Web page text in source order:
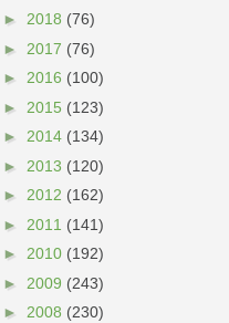
► 2018 (76)
► 2017 (76)
► 2016 (100)
► 2015 (123)
► 2014 (134)
► 2013 (120)
► 2012 (162)
► 2011 (141)
► 2010 (192)
► 2009 (243)
► 2008 (230)